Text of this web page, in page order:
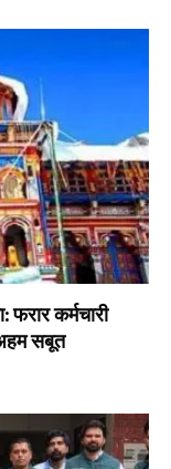
फरार कर्मचारी
सबूत